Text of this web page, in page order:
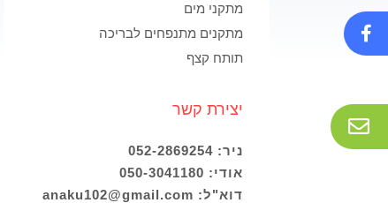
מתקני מים
מתקנים מתנפחים לבריכה
תותח קצף
יצירת קשר
ניר: 052-2869254
אודי: 050-3041180
דוא"ל: anaku102@gmail.com